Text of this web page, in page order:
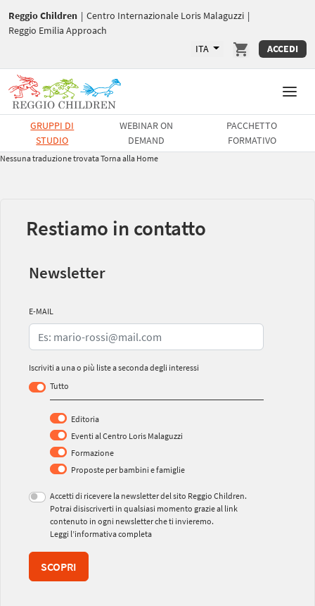
Reggio Children | Centro Internazionale Loris Malaguzzi |
Reggio Emilia Approach
ITA
ACCEDI
GRUPPI DI
STUDIO
WEBINAR ON
DEMAND
PACCHETTO
FORMATIVO
Nessuna traduzione trovataTorna alla Home
Restiamo in contatto
Newsletter
E-MAIL
Iscriviti a una o più liste a seconda degli interessi
Tutto
Editoria
Eventi al Centro Loris Malaguzzi
Formazione
Proposte per bambini e famiglie
Accetti di ricevere la newsletter del sito Reggio Children.
Potrai disiscriverti in qualsiasi momento grazie al link
contenuto in ogni newsletter che ti invieremo.
Leggi l’informativa completa
SCOPRI